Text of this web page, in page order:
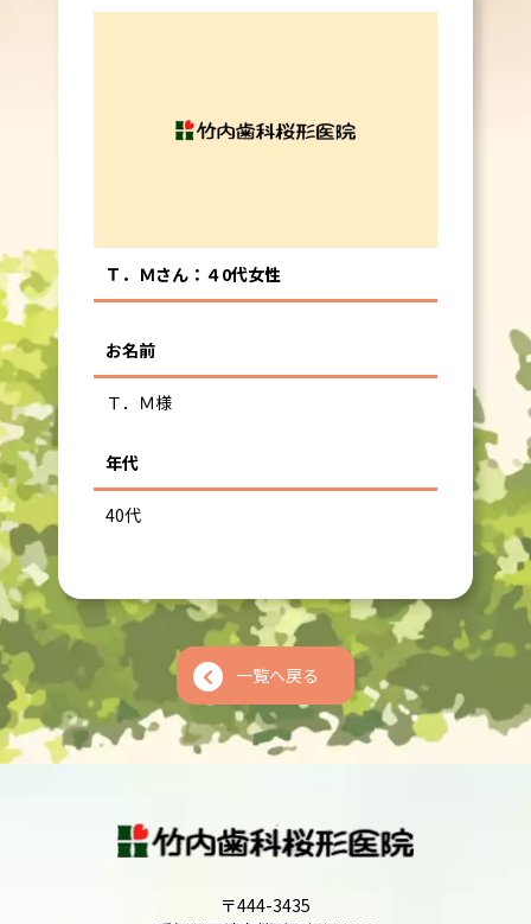
Ｔ．Ｍさん：４0代女性
お名前
Ｔ．Ｍ様
年代
40代
一覧へ戻る
〒444-3435